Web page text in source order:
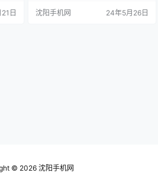
日
的功能。S9 的主要功能是专用的 L
沈阳手机网 24年5月26日
© 2026 沈阳手机网